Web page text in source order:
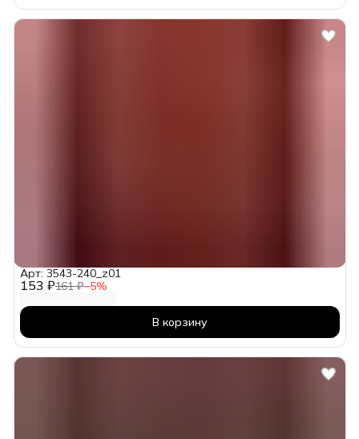
153 ₽161 ₽−5%
Арт: 3543-240_z01
В корзину